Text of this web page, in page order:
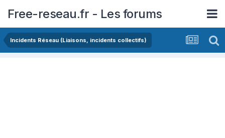
Free-reseau.fr - Les forums
Incidents Réseau (Liaisons, incidents collectifs)